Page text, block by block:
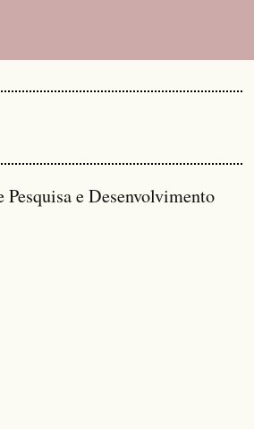
e Desenvolvimento